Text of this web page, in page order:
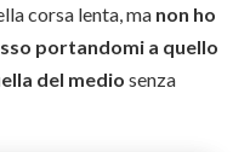
corsa lenta, ma non ho
portandomi a quello
del medio senza